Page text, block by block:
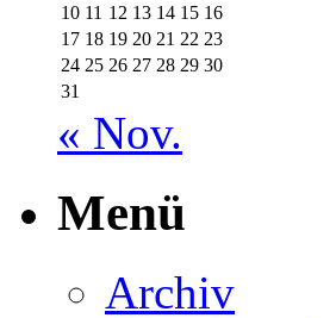
10 11 12 13 14 15 16
17 18 19 20 21 22 23
24 25 26 27 28 29 30
31
« Nov.
Menü
Archiv